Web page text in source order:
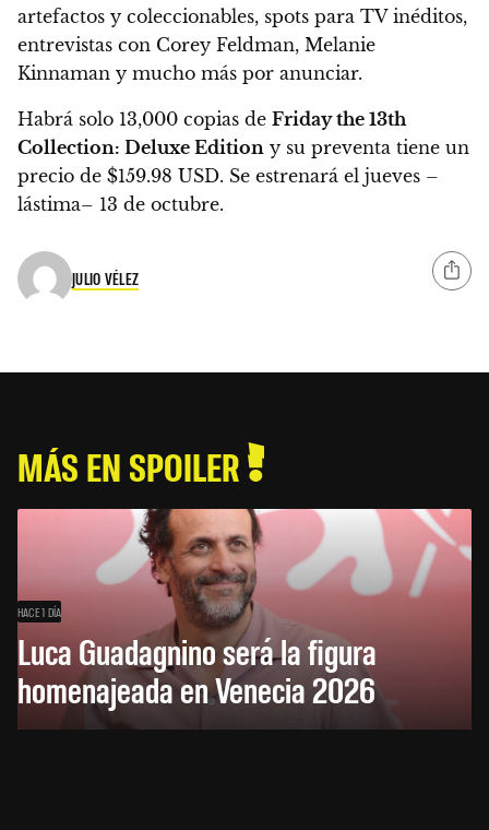
artefactos y coleccionables, spots para TV inéditos,
entrevistas con Corey Feldman, Melanie
Kinnaman y mucho más por anunciar.
Habrá solo 13,000 copias de Friday the 13th
Collection: Deluxe Edition y su preventa tiene un
precio de $159.98 USD. Se estrenará el jueves –
lástima– 13 de octubre.
JULIO VÉLEZ
MÁS EN SPOILER
HACE 1 DÍA
Luca Guadagnino será la figura
homenajeada en Venecia 2026